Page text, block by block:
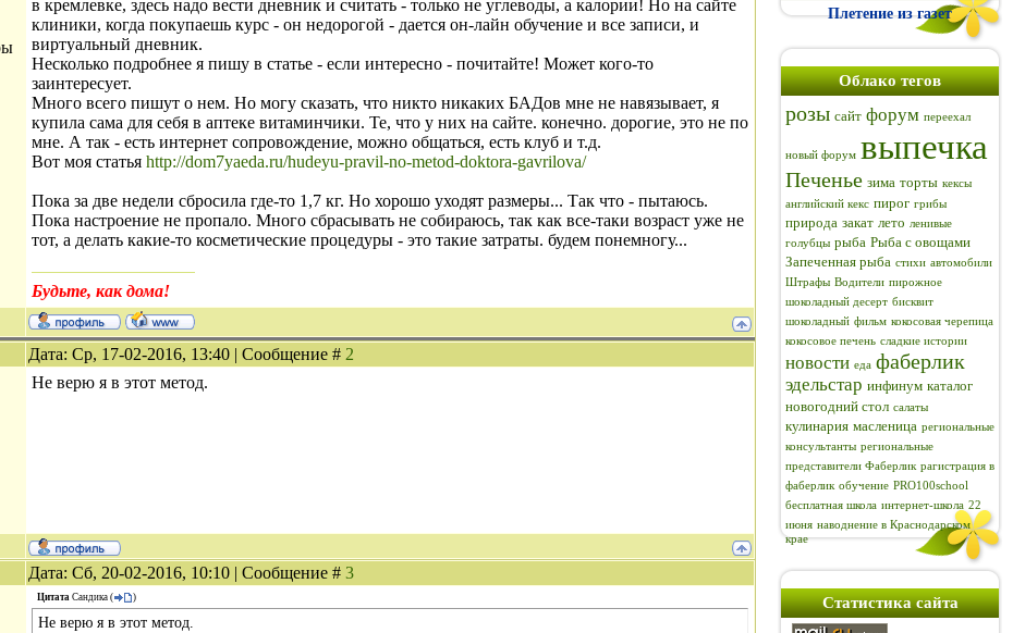
в кремлевке, здесь надо вести дневник и считать - только не углеводы, а калории! Но на сайте
клиники, когда покупаешь курс - он недорогой - дается он-лайн обучение и все записи, и
виртуальный дневник.
Несколько подробнее я пишу в статье - если интересно - почитайте! Может кого-то
заинтересует.
Много всего пишут о нем. Но могу сказать, что никто никаких БАДов мне не навязывает, я
купила сама для себя в аптеке витаминчики. Те, что у них на сайте. конечно. дорогие, это не по
мне. А так - есть интернет сопровождение, можно общаться, есть клуб и т.д.
Вот моя статья http://dom7yaeda.ru/hudeyu-pravil-no-metod-doktora-gavrilova/
Пока за две недели сбросила где-то 1,7 кг. Но хорошо уходят размеры... Так что - пытаюсь.
Пока настроение не пропало. Много сбрасывать не собираюсь, так как все-таки возраст уже не
тот, а делать какие-то косметические процедуры - это такие затраты. будем понемногу...
Будьте, как дома!
Дата: Ср, 17-02-2016, 13:40 | Сообщение # 2
Не верю я в этот метод.
Дата: Сб, 20-02-2016, 10:10 | Сообщение # 3
Цитата Сандика ( )
Не верю я в этот метод.
Плетение из газет
Облако тегов
розы сайт форум переехал
новый форум выпечка
Печенье зима торты кексы
английский кекс пирог грибы
природа закат лето ленивые
голубцы рыба Рыба с овощами
Запеченная рыба стихи автомобили
Штрафы Водители пирожное
шоколадный десерт бисквит
шоколадный фильм кокосовая черепица
кокосовое печень сладкие истории
новости еда фаберлик
эдельстар инфинум каталог
новогодний стол салаты
кулинария масленица региональные
консультанты региональные
представители Фаберлик рагистрация в
фаберлик обучение PRO100school
бесплатная школа интернет-школа 22
июня наводнение в Краснодарском
крае
Статистика сайта